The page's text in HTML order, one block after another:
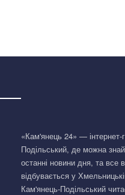
«Кам'янець 24» — інтернет-
Подільський, де можна
останні новини дня, та все
відбувається у
Кам'янець-Подільський